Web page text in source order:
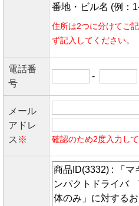
番地・ビル名 (例：
住所は2つに分けてご
ず記入してください。
電話番
号
-
メール
アドレ
ス ※ 確認のため2度入力して